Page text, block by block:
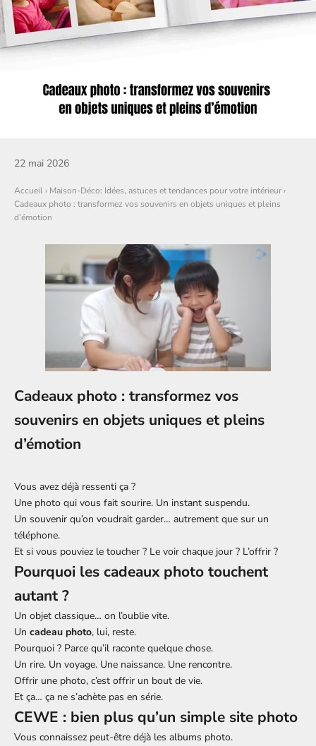
22 mai 2026
Accueil› Maison-Déco: Idées, astuces et tendances pour votre intérieur›
Cadeaux photo : transformez vos souvenirs en objets uniques et pleins
d’émotion
Cadeaux photo : transformez vos
souvenirs en objets uniques et pleins
d’émotion
Vous avez déjà ressenti ça ?
Une photo qui vous fait sourire. Un instant suspendu.
Un souvenir qu’on voudrait garder… autrement que sur un
téléphone.
Et si vous pouviez le toucher ? Le voir chaque jour ? L’offrir ?
Pourquoi les cadeaux photo touchent
autant ?
Un objet classique… on l’oublie vite.
Un cadeau photo, lui, reste.
Pourquoi ? Parce qu’il raconte quelque chose.
Un rire. Un voyage. Une naissance. Une rencontre.
Offrir une photo, c’est offrir un bout de vie.
Et ça… ça ne s’achète pas en série.
CEWE : bien plus qu’un simple site photo
Vous connaissez peut-être déjà les albums photo.